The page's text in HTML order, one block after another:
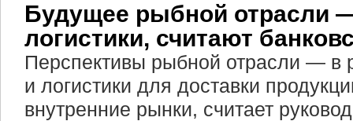
Будущее рыбной отрасли
логистики, считают
Перспективы рыбной отрасли — в
и логистики для доставки
внутренние рынки, считает